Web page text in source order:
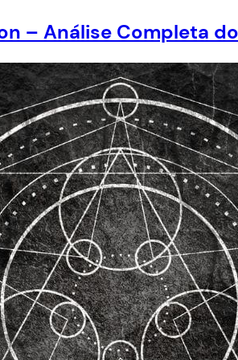
– Análise Completa